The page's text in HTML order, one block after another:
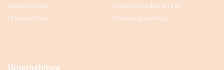
Solarthermie
Photovoltaik
Fördermittelberatung
Wartungsvertrag
Unternehmen